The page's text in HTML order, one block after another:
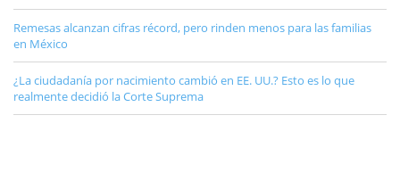
Remesas alcanzan cifras récord, pero rinden menos para las familias
en México
¿La ciudadanía por nacimiento cambió en EE. UU.? Esto es lo que
realmente decidió la Corte Suprema